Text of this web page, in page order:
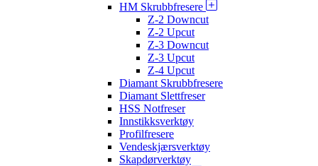
HM Skrubbfresere
Z-2 Downcut
Z-2 Upcut
Z-3 Downcut
Z-3 Upcut
Z-4 Upcut
Diamant Skrubbfresere
Diamant Slettfreser
HSS Notfreser
Innstikksverktøy
Profilfresere
Vendeskjærsverktøy
Skapdørverktøy